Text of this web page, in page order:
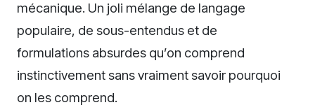
mécanique. Un joli mélange de langage
populaire, de sous-entendus et de
formulations absurdes qu’on comprend
instinctivement sans vraiment savoir pourquoi
on les comprend.